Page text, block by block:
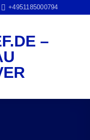
+4951185000794